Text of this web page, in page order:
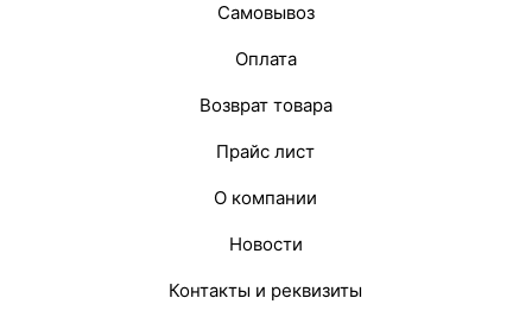
Самовывоз
Оплата
Возврат товара
Прайс лист
О компании
Новости
Контакты и реквизиты